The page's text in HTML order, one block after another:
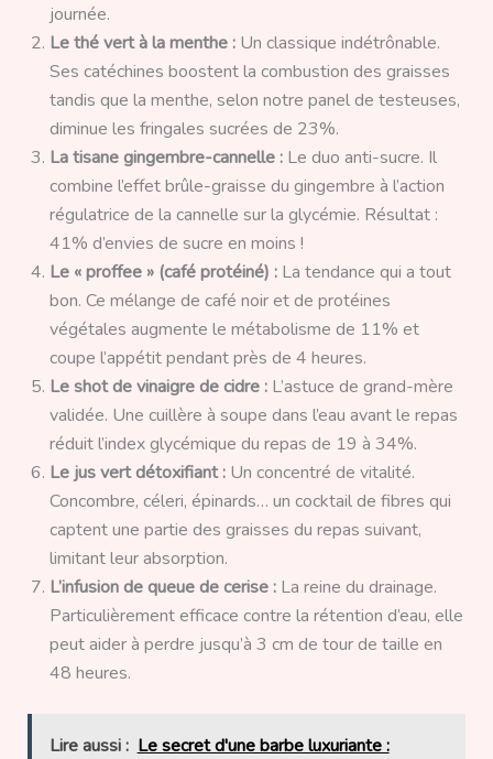
journée.
Le thé vert à la menthe :Un classique indétrônable.
Ses catéchines boostent la combustion des graisses
tandis que la menthe, selon notre panel de testeuses,
diminue les fringales sucrées de 23%.
La tisane gingembre-cannelle :Le duo anti-sucre. Il
combine l’effet brûle-graisse du gingembre à l’action
régulatrice de la cannelle sur la glycémie. Résultat :
41% d’envies de sucre en moins !
Le « proffee » (café protéiné) :La tendance qui a tout
bon. Ce mélange de café noir et de protéines
végétales augmente le métabolisme de 11% et
coupe l’appétit pendant près de 4 heures.
Le shot de vinaigre de cidre :L’astuce de grand-mère
validée. Une cuillère à soupe dans l’eau avant le repas
réduit l’index glycémique du repas de 19 à 34%.
Le jus vert détoxifiant :Un concentré de vitalité.
Concombre, céleri, épinards… un cocktail de fibres qui
captent une partie des graisses du repas suivant,
limitant leur absorption.
L’infusion de queue de cerise :La reine du drainage.
Particulièrement efficace contre la rétention d’eau, elle
peut aider à perdre jusqu’à 3 cm de tour de taille en
48 heures.
Lire aussi : Le secret d'une barbe luxuriante :